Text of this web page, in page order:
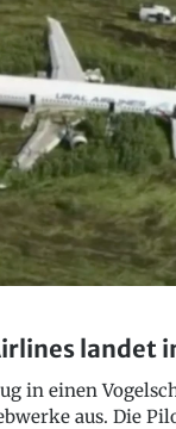
landet
in einen
aus. Die